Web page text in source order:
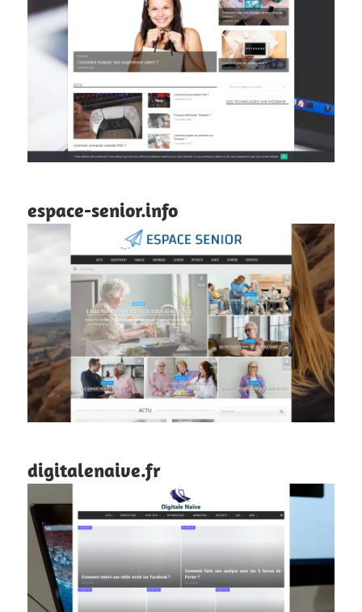
espace-senior.info
digitalenaive.fr